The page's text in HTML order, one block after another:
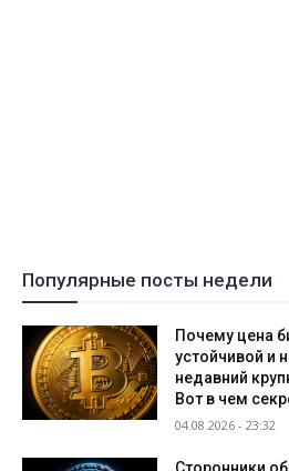
Популярные посты недели
Почему цена
устойчивой и
недавний
Вот в чем
04.08.2026 - 23:32
Сторонники